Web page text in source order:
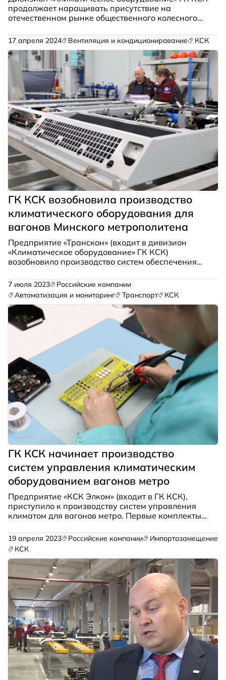
продолжает наращивать присутствие на
отечественном рынке общественного колесного
большого класса, оснащаемых климатическими
системами производства КСК, уже превышает
36% в общем объеме выпуска в России.
17 апреля 2024 Вентиляция и кондиционирование КСК
ГК КСК возобновила производство
климатического оборудования для
вагонов Минского метрополитена
Предприятие «Транскон» (входит в дивизион
«Климатическое оборудование» ГК КСК)
возобновило производство систем обеспечения
метрополитена. Поставка первой партии
оборудования запланирована на конец второго
квартала этого года.
7 июля 2023
Российские компании
Автоматизация и мониторинг
Транспорт КСК
ГК КСК начинает производство
систем управления климатическим
оборудованием вагонов метро
Предприятие «КСК Элком» (входит в ГК КСК),
приступило к производству систем управления
климатом для вагонов метро. Первые комплекты
обеспечения микроклимата проходят опытную
эксплуатацию на поезде метро нового поколения
«Москва-2020».
19 апреля 2023 Российские компании
Импортозамещение
КСК